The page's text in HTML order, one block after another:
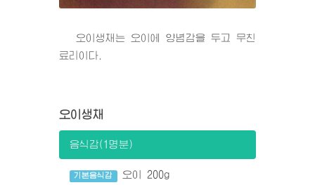
오이생채는 오이에 양념감을 두고 무친
료리이다.
오이생채
음식감(1명분)
기본음식감 오이 200g